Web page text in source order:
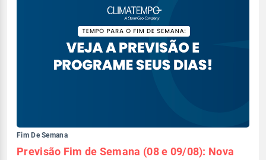
Fim De Semana
Previsão Fim de Semana (08 e 09/08): Nova